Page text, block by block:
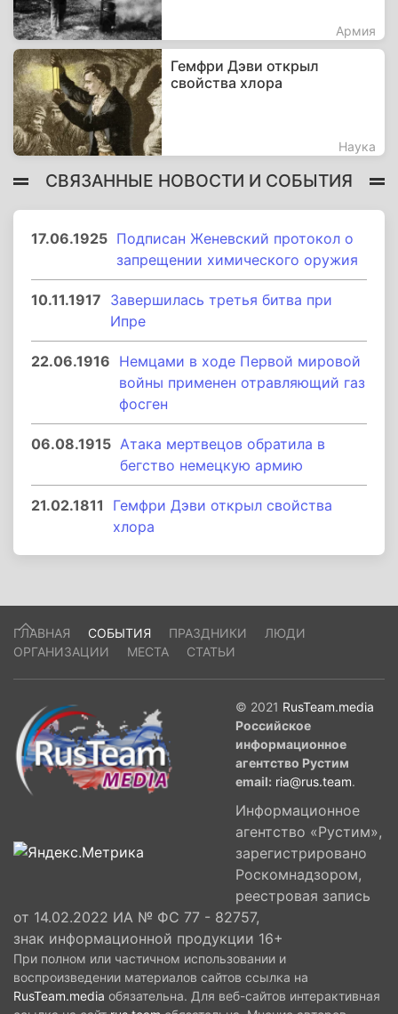
Армия
Гемфри Дэви открыл
свойства хлора
Наука
СВЯЗАННЫЕ НОВОСТИ И СОБЫТИЯ
17.06.1925 Подписан Женевский протокол о
запрещении химического оружия
10.11.1917 Завершилась третья битва при
Ипре
22.06.1916 Немцами в ходе Первой мировой
войны применен отравляющий газ
фосген
06.08.1915 Атака мертвецов обратила в
бегство немецкую армию
21.02.1811
Гемфри Дэви открыл свойства
хлора
ГЛАВНАЯ СОБЫТИЯ ПРАЗДНИКИ
ЛЮДИ
ОРГАНИЗАЦИИ
МЕСТА СТАТЬИ
© 2021 RusTeam.media
Российское
информационное
агентство Рустим
email: ria@rus.team.
Информационное
агентство «Рустим»,
зарегистрировано
Роскомнадзором,
реестровая запись
от 14.02.2022 ИА № ФС 77 - 82757,
знак информационной продукции 16+
При полном или частичном использовании и
воспроизведении материалов сайтов ссылка на
RusTeam.media обязательна. Для веб-сайтов интерактивная